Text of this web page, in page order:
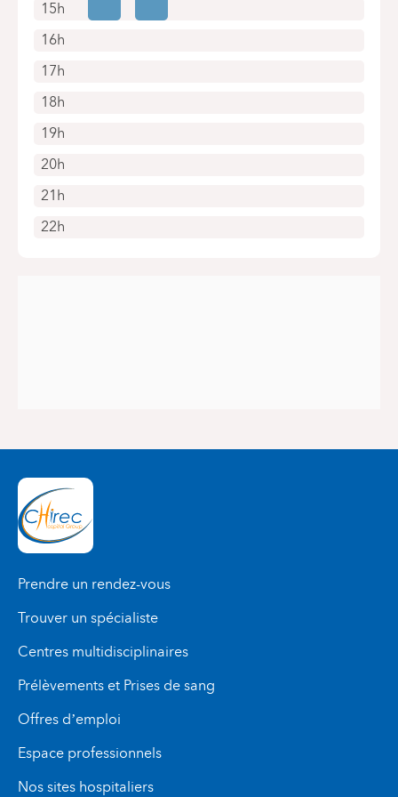
15h
16h
17h
18h
19h
20h
21h
22h
Prendre un rendez-vous
Trouver un spécialiste
Centres multidisciplinaires
Prélèvements et Prises de sang
Offres d’emploi
Espace professionnels
Nos sites hospitaliers